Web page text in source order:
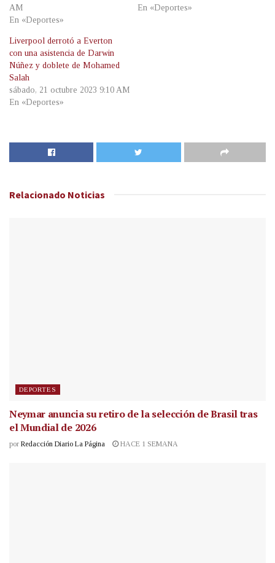
AM
En «Deportes»
En «Deportes»
Liverpool derrotó a Everton
con una asistencia de Darwin
Núñez y doblete de Mohamed
Salah
sábado, 21 octubre 2023 9:10 AM
En «Deportes»
Relacionado Noticias
DEPORTES
Neymar anuncia su retiro de la selección de Brasil tras
el Mundial de 2026
por Redacción Diario La Página HACE 1 SEMANA